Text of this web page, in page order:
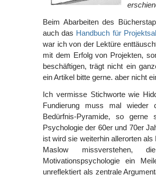
Beim Abarbeiten des
auch das Handbuch für
war ich von der Lektüre
mit dem Erfolg von Projekten,
beschäftigen, trägt nicht ein
ein Artikel bitte gerne. aber nicht
Ich vermisse Stichworte wie
Fundierung muss mal wieder
Bedürfnis-Pyramide, so
Psychologie der 60er und 70er
ist wird sie weiterhin allerorten
Maslow missverstehen,
Motivationspsychologie ein
unreflektiert als zentrale